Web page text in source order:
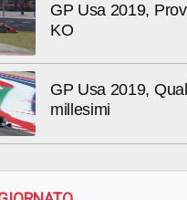
GP Usa 2019,
KO
GP Usa 2019,
millesimi